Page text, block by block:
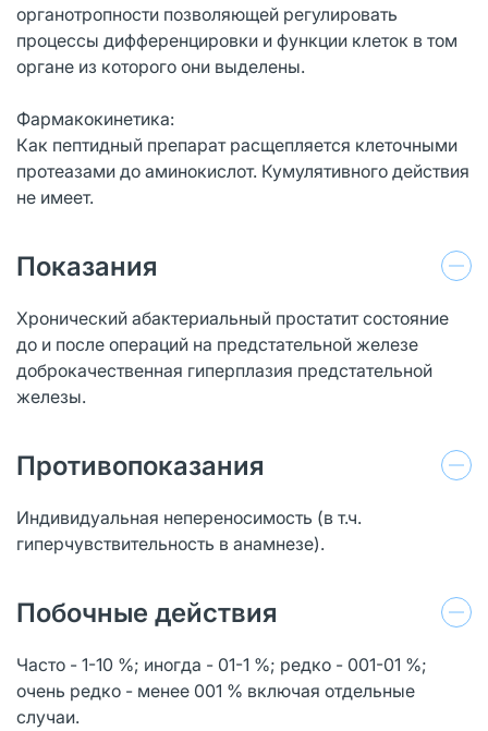
органотропности позволяющей регулировать
процессы дифференцировки и функции клеток в том
органе из которого они выделены.
Фармакокинетика:
Как пептидный препарат расщепляется клеточными
протеазами до аминокислот. Кумулятивного действия
не имеет.
Показания
Хронический абактериальный простатит состояние
до и после операций на предстательной железе
доброкачественная гиперплазия предстательной
железы.
Противопоказания
Индивидуальная непереносимость (в т.ч.
гиперчувствительность в анамнезе).
Побочные действия
Часто - 1-10 %; иногда - 01-1 %; редко - 001-01 %;
очень редко - менее 001 % включая отдельные
случаи.